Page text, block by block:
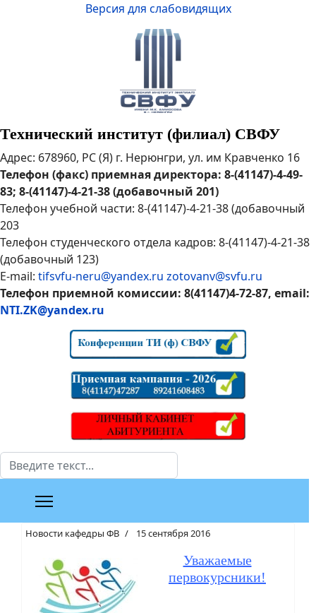
Версия для слабовидящих
Технический институт (филиал) СВФУ
Адрес: 678960, РС (Я) г. Нерюнгри, ул. им Кравченко 16
Телефон (факс) приемная директора: 8-(41147)-4-49-
83; 8-(41147)-4-21-38 (добавочный 201)
Телефон учебной части: 8-(41147)-4-21-38 (добавочный
203
Телефон студенческого отдела кадров: 8-(41147)-4-21-38
(добавочный 123)
E-mail: tifsvfu-neru@yandex.ru zotovanv@svfu.ru
Телефон приемной комиссии: 8(41147)4-72-87, email:
NTI.ZK@yandex.ru
Поиск
Новости кафедры ФВ 15 сентября 2016
Уважаемые
первокурсники!